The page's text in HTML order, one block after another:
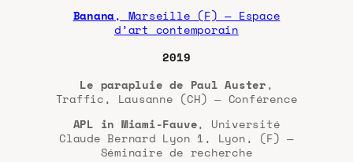
Banana, Marseille (F) — Espace
d’art contemporain
2019
Le parapluie de Paul Auster,
Traffic, Lausanne (CH) — Conférence
APL in Miami-Fauve, Université
Claude Bernard Lyon 1, Lyon, (F) —
Séminaire de recherche